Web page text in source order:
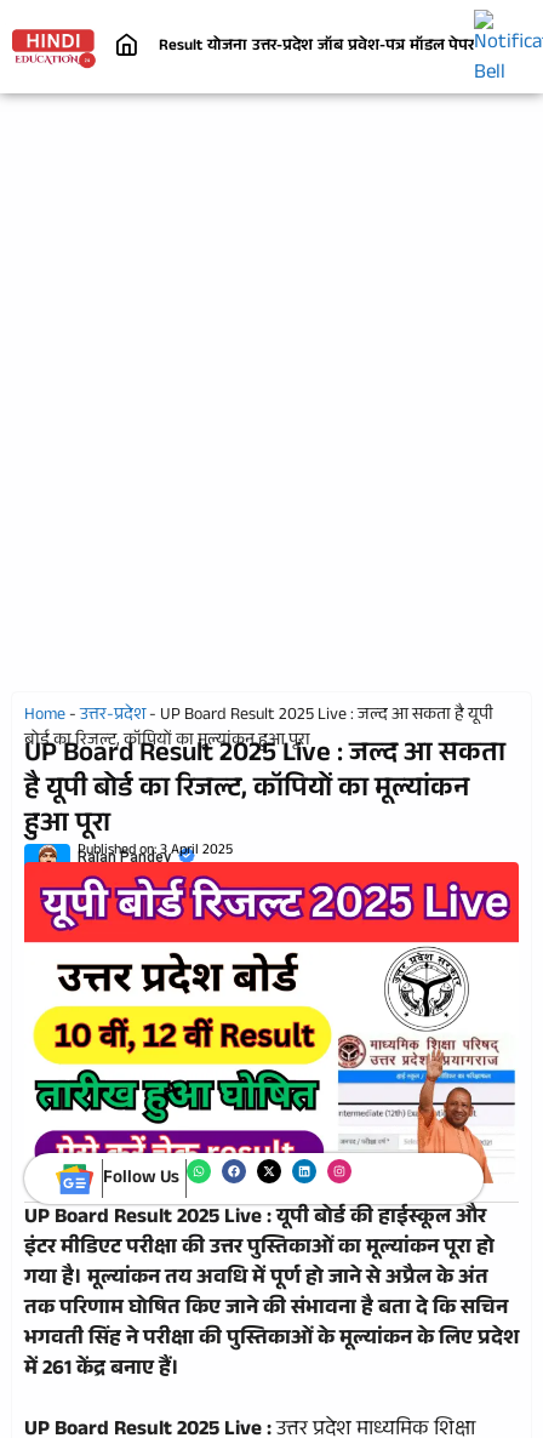
Result योजना उत्तर-प्रदेशजॉबप्रवेश-पत्रमॉडल पेपर निबंध
Home-उत्तर-प्रदेश- UP Board Result 2025 Live : जल्द आ सकता है यूपी
बोर्ड का रिजल्ट, कॉपियों का मूल्यांकन हुआ पूरा
UP Board Result 2025 Live : जल्द आ सकता
है यूपी बोर्ड का रिजल्ट, कॉपियों का मूल्यांकन
हुआ पूरा
Rajan Pandey
Published on:3 April 2025
Follow Us
UP Board Result 2025 Live : यूपी बोर्ड की हाईस्कूल और
इंटर मीडिएट परीक्षा की उत्तर पुस्तिकाओं का मूल्यांकन पूरा हो
गया है। मूल्यांकन तय अवधि में पूर्ण हो जाने से अप्रैल के अंत
तक परिणाम घोषित किए जाने की संभावना है बता दे कि सचिन
भगवती सिंह ने परीक्षा की पुस्तिकाओं के मूल्यांकन के लिए प्रदेश
में 261 केंद्र बनाए हैं।